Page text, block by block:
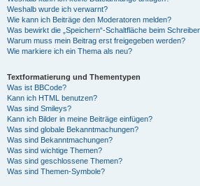
Weshalb wurde ich verwarnt?
Wie kann ich Beiträge den Moderatoren melden?
Was bewirkt die „Speichern“-Schaltfläche beim
Warum muss mein Beitrag erst freigegeben werden?
Wie markiere ich ein Thema als neu?
Textformatierung und Thementypen
Was ist BBCode?
Kann ich HTML benutzen?
Was sind Smileys?
Kann ich Bilder in meine Beiträge einfügen?
Was sind globale Bekanntmachungen?
Was sind Bekanntmachungen?
Was sind wichtige Themen?
Was sind geschlossene Themen?
Was sind Themen-Symbole?